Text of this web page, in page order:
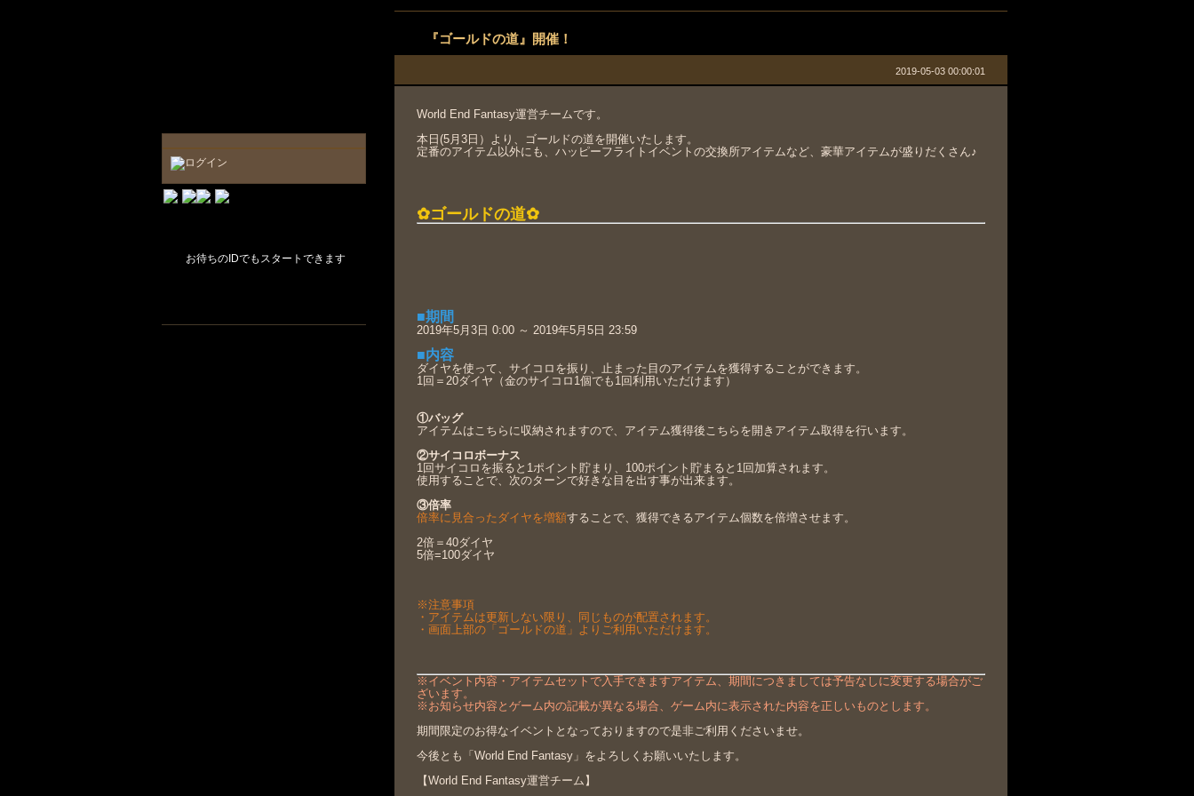
お待ちのIDでもスタートできます
『ゴールドの道』開催！
2019-05-03 00:00:01
World End Fantasy運営チームです。
本日(5月3日）より、ゴールドの道を開催いたします。
定番のアイテム以外にも、ハッピーフライトイベントの交換所アイテムなど、豪華アイテムが盛りだくさん♪
✿ゴールドの道✿
■期間
2019年5月3日 0:00 ～ 2019年5月5日 23:59
■内容
ダイヤを使って、サイコロを振り、止まった目のアイテムを獲得することができます。
1回＝20ダイヤ（金のサイコロ1個でも1回利用いただけます）
①バッグ
アイテムはこちらに収納されますので、アイテム獲得後こちらを開きアイテム取得を行います。
②サイコロボーナス
1回サイコロを振ると1ポイント貯まり、100ポイント貯まると1回加算されます。
使用することで、次のターンで好きな目を出す事が出来ます。
③倍率
倍率に見合ったダイヤを増額することで、獲得できるアイテム個数を倍増させます。
2倍＝40ダイヤ
5倍=100ダイヤ
※注意事項
・アイテムは更新しない限り、同じものが配置されます。
・画面上部の「ゴールドの道」よりご利用いただけます。
※イベント内容・アイテムセットで入手できますアイテム、期間につきましては予告なしに変更する場合がご
ざいます。
※お知らせ内容とゲーム内の記載が異なる場合、ゲーム内に表示された内容を正しいものとします。
期間限定のお得なイベントとなっておりますので是非ご利用くださいませ。
今後とも「World End Fantasy」をよろしくお願いいたします。
【World End Fantasy運営チーム】